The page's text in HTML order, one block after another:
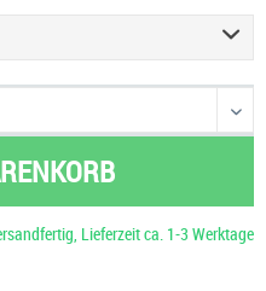
Zigarette
9,90 €
60,90 €
59,90 €
Lieferzeit ca. 1-3 Werktage